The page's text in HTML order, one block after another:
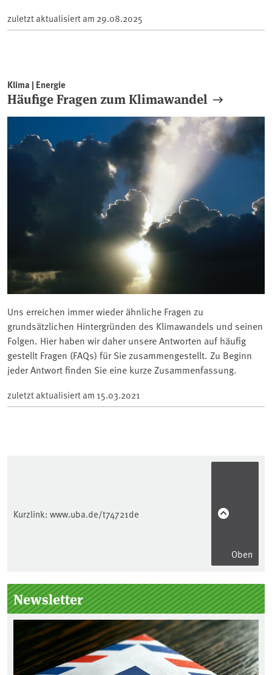
zuletzt aktualisiert am 29.08.2025
Klima | Energie
Häufige Fragen zum Klimawandel
Uns erreichen immer wieder ähnliche Fragen zu
grundsätzlichen Hintergründen des Klimawandels und seinen
Folgen. Hier haben wir daher unsere Antworten auf häufig
gestellt Fragen (FAQs) für Sie zusammengestellt. Zu Beginn
jeder Antwort finden Sie eine kurze Zusammenfassung.
zuletzt aktualisiert am 15.03.2021
Kurzlink: www.uba.de/t74721de
Oben
Seitenleiste
Newsletter